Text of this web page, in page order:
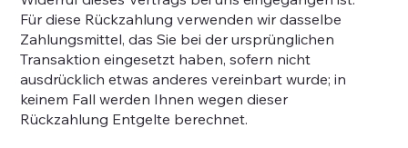
Für diese Rückzahlung verwenden wir dasselbe
Zahlungsmittel, das Sie bei der ursprünglichen
Transaktion eingesetzt haben, sofern nicht
ausdrücklich etwas anderes vereinbart wurde; in
keinem Fall werden Ihnen wegen dieser
Rückzahlung Entgelte berechnet.